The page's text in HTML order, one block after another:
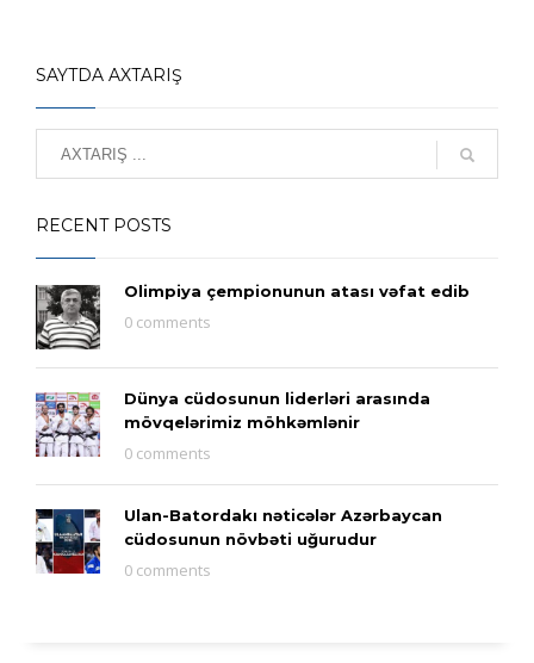
SAYTDA AXTARIŞ
RECENT POSTS
Olimpiya çempionunun atası vəfat edib
0 comments
Dünya cüdosunun liderləri arasında
mövqelərimiz möhkəmlənir
0 comments
Ulan-Batordakı nəticələr Azərbaycan
cüdosunun növbəti uğurudur
0 comments